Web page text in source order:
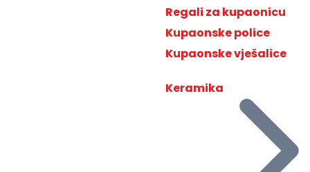
Regali za kupaonicu
Kupaonske police
Kupaonske vješalice
Keramika